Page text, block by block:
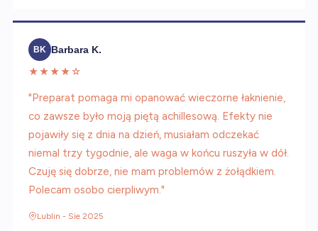
BK
Barbara K.
★★★★☆
"Preparat pomaga mi opanować wieczorne łaknienie,
co zawsze było moją piętą achillesową. Efekty nie
pojawiły się z dnia na dzień, musiałam odczekać
niemal trzy tygodnie, ale waga w końcu ruszyła w dół.
Czuję się dobrze, nie mam problemów z żołądkiem.
Polecam osobo cierpliwym."
Lublin - Sie 2025